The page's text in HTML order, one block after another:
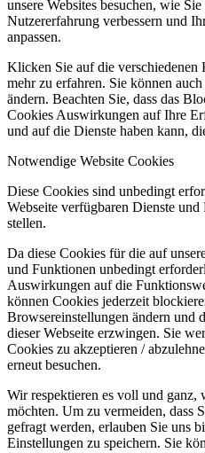
unsere Websites besuchen, wie
Nutzererfahrung verbessern und
anpassen.
Klicken Sie auf die verschiedenen
mehr zu erfahren. Sie können
ändern. Beachten Sie, dass das
Cookies Auswirkungen auf Ihre
und auf die Dienste haben kann,
Notwendige Website Cookies
Diese Cookies sind unbedingt
Webseite verfügbaren Dienste
stellen.
Da diese Cookies für die auf
und Funktionen unbedingt
Auswirkungen auf die
können Cookies jederzeit
Browsereinstellungen ändern und
dieser Webseite erzwingen. Sie
Cookies zu akzeptieren /
erneut besuchen.
Wir respektieren es voll und ganz,
möchten. Um zu vermeiden, dass
gefragt werden, erlauben Sie uns
Einstellungen zu speichern. Sie